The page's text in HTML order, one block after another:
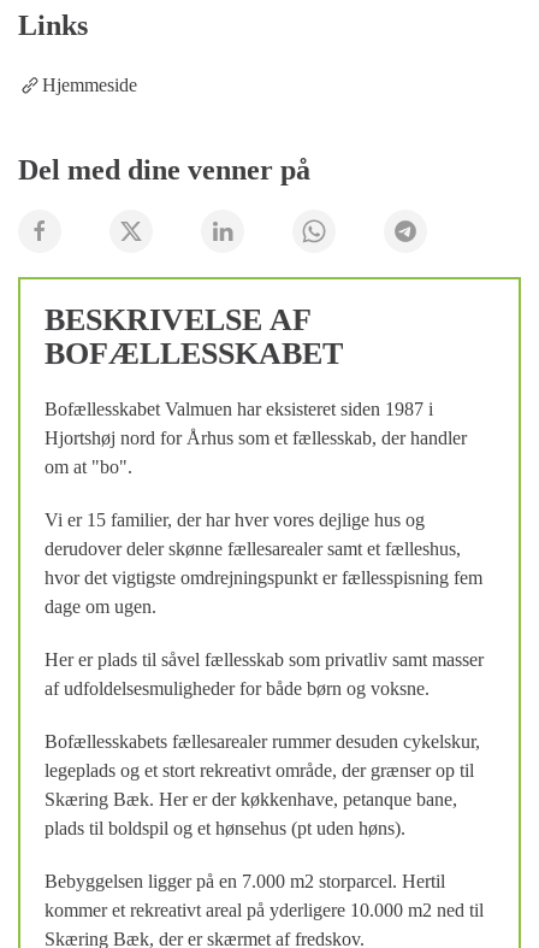
Links
Hjemmeside
Del med dine venner på
BESKRIVELSE AF
BOFÆLLESSKABET
Bofællesskabet Valmuen har eksisteret siden 1987 i
Hjortshøj nord for Århus som et fællesskab, der handler
om at "bo".
Vi er 15 familier, der har hver vores dejlige hus og
derudover deler skønne fællesarealer samt et fælleshus,
hvor det vigtigste omdrejningspunkt er fællesspisning fem
dage om ugen.
Her er plads til såvel fællesskab som privatliv samt masser
af udfoldelsesmuligheder for både børn og voksne.
Bofællesskabets fællesarealer rummer desuden cykelskur,
legeplads og et stort rekreativt område, der grænser op til
Skæring Bæk. Her er der køkkenhave, petanque bane,
plads til boldspil og et hønsehus (pt uden høns).
Bebyggelsen ligger på en 7.000 m2 storparcel. Hertil
kommer et rekreativt areal på yderligere 10.000 m2 ned til
Skæring Bæk, der er skærmet af fredskov.